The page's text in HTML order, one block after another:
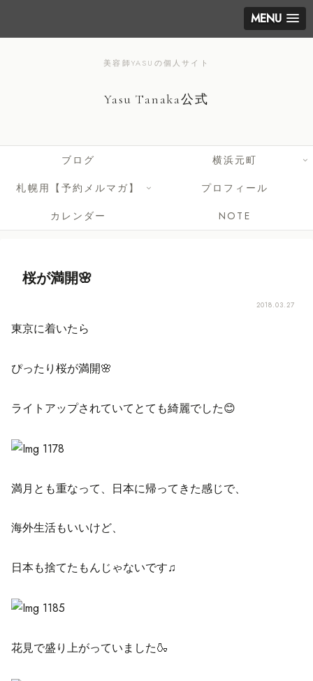
MENU
美容師YASUの個人サイト
Yasu Tanaka公式
ブログ
横浜元町
札幌用【予約メルマガ】
プロフィール
カレンダー
NOTE
桜が満開🌸
2018.03.27
東京に着いたら
ぴったり桜が満開🌸
ライトアップされていてとても綺麗でした😊
満月とも重なって、日本に帰ってきた感じで、
海外生活もいいけど、
日本も捨てたもんじゃないです♫
花見で盛り上がっていました🍶